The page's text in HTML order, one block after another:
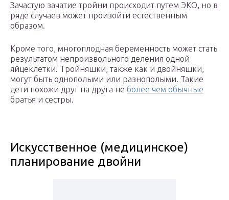
Зачастую зачатие тройни происходит путем ЭКО, но в
ряде случаев может произойти естественным
образом.
Кроме того, многоплодная беременность может стать
результатом непроизвольного деления одной
яйцеклетки. Тройняшки, также как и двойняшки,
могут быть однополыми или разнополыми. Такие
дети похожи друг на друга не более чем обычные
братья и сестры.
Искусственное (медицинское)
планирование двойни